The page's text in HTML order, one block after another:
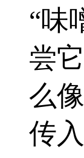
“味
尝
么
传